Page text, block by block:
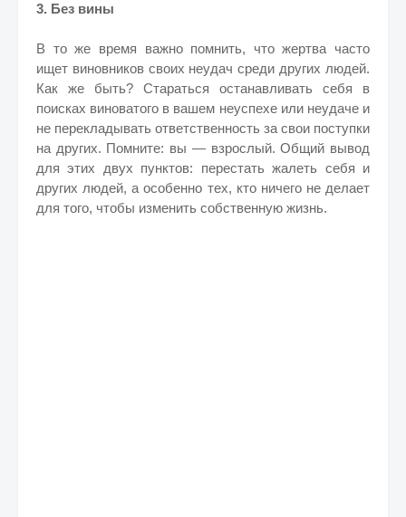
3. Без вины
В то же время важно помнить, что жертва часто
ищет виновников своих неудач среди других людей.
Как же быть? Стараться останавливать себя в
поисках виноватого в вашем неуспехе или неудаче и
не перекладывать ответственность за свои поступки
на других. Помните: вы — взрослый. Общий вывод
для этих двух пунктов: перестать жалеть себя и
других людей, а особенно тех, кто ничего не делает
для того, чтобы изменить собственную жизнь.